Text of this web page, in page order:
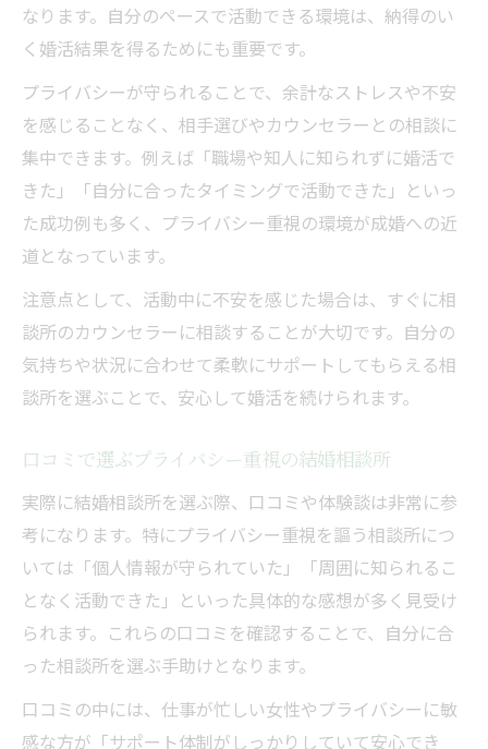
なります。自分のペースで活動できる環境は、納得のい
く婚活結果を得るためにも重要です。
プライバシーが守られることで、余計なストレスや不安
を感じることなく、相手選びやカウンセラーとの相談に
集中できます。例えば「職場や知人に知られずに婚活で
きた」「自分に合ったタイミングで活動できた」といっ
た成功例も多く、プライバシー重視の環境が成婚への近
道となっています。
注意点として、活動中に不安を感じた場合は、すぐに相
談所のカウンセラーに相談することが大切です。自分の
気持ちや状況に合わせて柔軟にサポートしてもらえる相
談所を選ぶことで、安心して婚活を続けられます。
口コミで選ぶプライバシー重視の結婚相談所
実際に結婚相談所を選ぶ際、口コミや体験談は非常に参
考になります。特にプライバシー重視を謳う相談所につ
いては「個人情報が守られていた」「周囲に知られるこ
となく活動できた」といった具体的な感想が多く見受け
られます。これらの口コミを確認することで、自分に合
った相談所を選ぶ手助けとなります。
口コミの中には、仕事が忙しい女性やプライバシーに敏
感な方が「サポート体制がしっかりしていて安心でき